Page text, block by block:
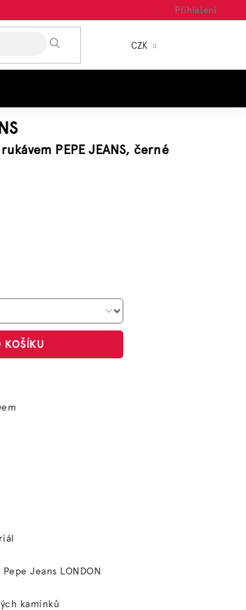
CZK
Přihlášení
PEPE JEANS, černé
KOŠÍKU
Jeans LONDON
kamínků